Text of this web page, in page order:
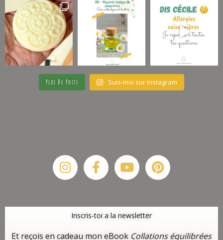
Plus De Posts Suis-moi sur Instagram
InstagramFacebook-
f
YoutubePinterest
Inscris-toi a la newsletter
Et reçois en cadeau mon eBook Collations équilibrées